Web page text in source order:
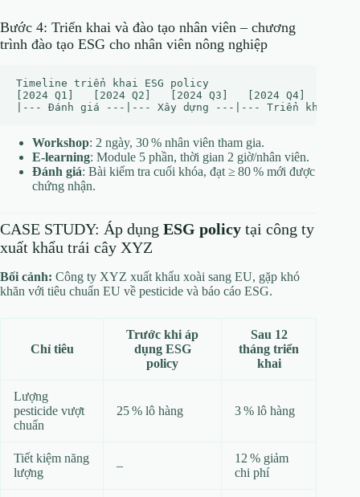
Bước 4: Triển khai và đào tạo nhân viên – chương
trình đào tạo ESG cho nhân viên nông nghiệp
Timeline triển khai ESG policy
[2024 Q1]   [2024 Q2]   [2024 Q3]   [2024 Q4]
Workshop: 2 ngày, 30 % nhân viên tham gia.
E‑learning: Module 5 phần, thời gian 2 giờ/nhân viên.
Đánh giá: Bài kiểm tra cuối khóa, đạt ≥ 80 % mới được
chứng nhận.
CASE STUDY: Áp dụng ESG policy tại công ty
xuất khẩu trái cây XYZ
Bối cảnh: Công ty XYZ xuất khẩu xoài sang EU, gặp khó
khăn với tiêu chuẩn EU về pesticide và báo cáo ESG.
Chỉ tiêu
Trước khi áp
dụng ESG
policy
Sau 12
tháng triển
khai
Lượng
pesticide vượt
chuẩn
25 % lô hàng 3 % lô hàng
Tiết kiệm năng
lượng
–
12 % giảm
chi phí